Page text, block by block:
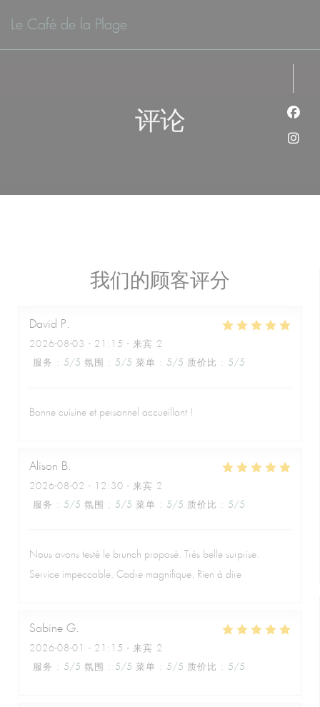
Le Café de la Plage
评论
我们的顾客评分
David P
2026-08-03 - 21:15 - 来宾 2
服务 : 5/5 氛围 : 5/5 菜单 : 5/5 质价比 : 5/5
Bonne cuisine et personnel accueillant !
Alison B
2026-08-02 - 12:30 - 来宾 2
服务 : 5/5 氛围 : 5/5 菜单 : 5/5 质价比 : 5/5
Nous avons testé le brunch proposé. Très belle surprise.
Service impeccable. Cadre magnifique. Rien à dire
Sabine G
2026-08-01 - 21:15 - 来宾 2
服务 : 5/5 氛围 : 5/5 菜单 : 5/5 质价比 : 5/5